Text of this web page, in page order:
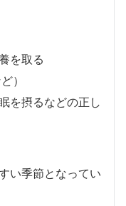
を取る
）
を摂るなどの正し
い季節となってい